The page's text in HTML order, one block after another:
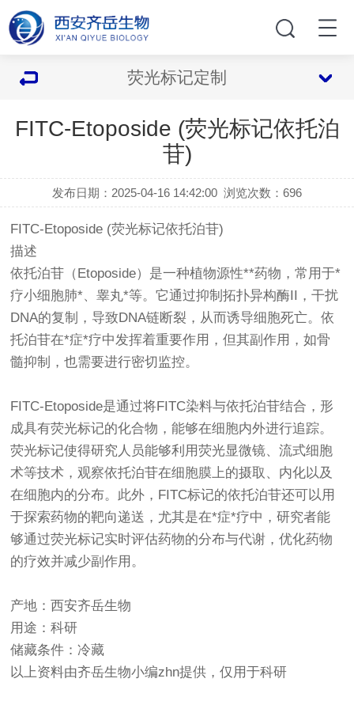
荧光标记定制
FITC-Etoposide (荧光标记依托泊
苷)
发布日期：2025-04-16 14:42:00 浏览次数：696
FITC-Etoposide (荧光标记依托泊苷)
描述
依托泊苷（Etoposide）是一种植物源性**药物，常用于*
疗小细胞肺*、睾丸*等。它通过抑制拓扑异构酶II，干扰
DNA的复制，导致DNA链断裂，从而诱导细胞死亡。依
托泊苷在*症*疗中发挥着重要作用，但其副作用，如骨
髓抑制，也需要进行密切监控。
FITC-Etoposide是通过将FITC染料与依托泊苷结合，形
成具有荧光标记的化合物，能够在细胞内外进行追踪。
荧光标记使得研究人员能够利用荧光显微镜、流式细胞
术等技术，观察依托泊苷在细胞膜上的摄取、内化以及
在细胞内的分布。此外，FITC标记的依托泊苷还可以用
于探索药物的靶向递送，尤其是在*症*疗中，研究者能
够通过荧光标记实时评估药物的分布与代谢，优化药物
的疗效并减少副作用。
产地：西安齐岳生物
用途：科研
储藏条件：冷藏
以上资料由齐岳生物小编zhn提供，仅用于科研